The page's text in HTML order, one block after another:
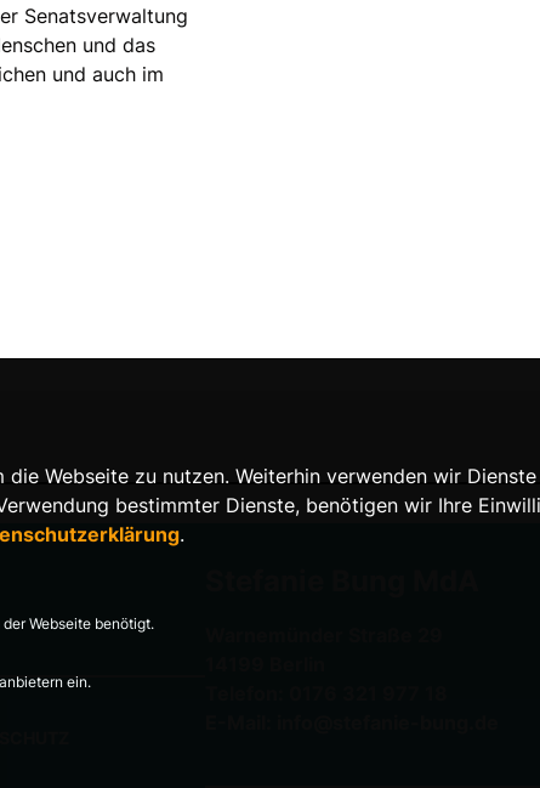
Senatsverwaltung
und das
und auch im
Webseite zu nutzen. Weiterhin verwenden wir
bestimmter Dienste, benötigen wir Ihre
.
Webseite benötigt.
ein.